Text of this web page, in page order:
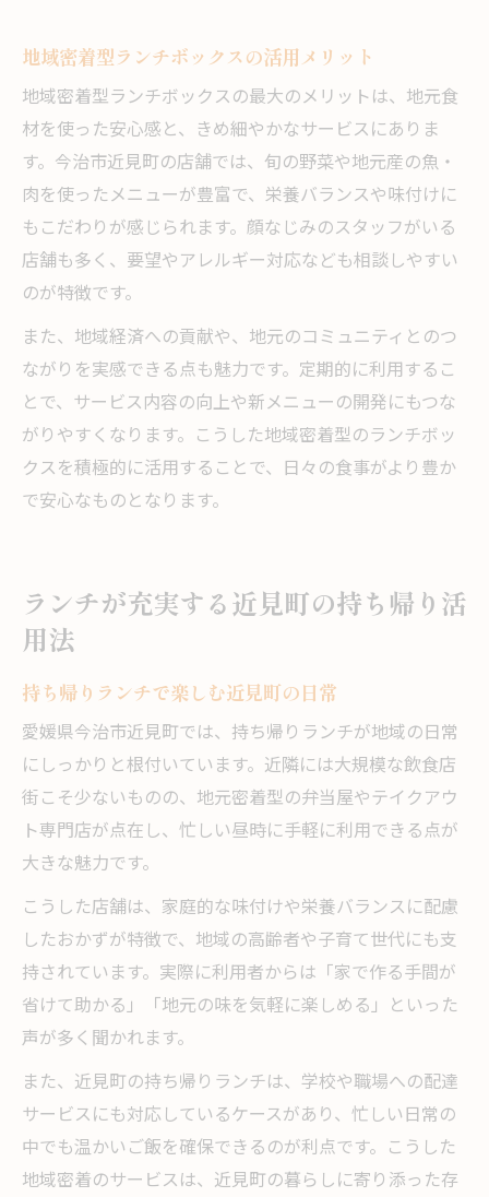
地域密着型ランチボックスの活用メリット
地域密着型ランチボックスの最大のメリットは、地元食
材を使った安心感と、きめ細やかなサービスにありま
す。今治市近見町の店舗では、旬の野菜や地元産の魚・
肉を使ったメニューが豊富で、栄養バランスや味付けに
もこだわりが感じられます。顔なじみのスタッフがいる
店舗も多く、要望やアレルギー対応なども相談しやすい
のが特徴です。
また、地域経済への貢献や、地元のコミュニティとのつ
ながりを実感できる点も魅力です。定期的に利用するこ
とで、サービス内容の向上や新メニューの開発にもつな
がりやすくなります。こうした地域密着型のランチボッ
クスを積極的に活用することで、日々の食事がより豊か
で安心なものとなります。
ランチが充実する近見町の持ち帰り活
用法
持ち帰りランチで楽しむ近見町の日常
愛媛県今治市近見町では、持ち帰りランチが地域の日常
にしっかりと根付いています。近隣には大規模な飲食店
街こそ少ないものの、地元密着型の弁当屋やテイクアウ
ト専門店が点在し、忙しい昼時に手軽に利用できる点が
大きな魅力です。
こうした店舗は、家庭的な味付けや栄養バランスに配慮
したおかずが特徴で、地域の高齢者や子育て世代にも支
持されています。実際に利用者からは「家で作る手間が
省けて助かる」「地元の味を気軽に楽しめる」といった
声が多く聞かれます。
また、近見町の持ち帰りランチは、学校や職場への配達
サービスにも対応しているケースがあり、忙しい日常の
中でも温かいご飯を確保できるのが利点です。こうした
地域密着のサービスは、近見町の暮らしに寄り添った存